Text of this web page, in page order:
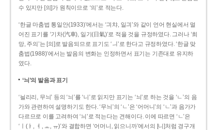
수 있지만 [의]가 원칙이므로 ‘의’로 적는다.
‘한글 마춤법 통일안(1933)’에서는 ‘긔챠, 일긔’와 같이 언어 현실에서 멀
어진 표기를 ‘기차(汽車), 일기(日氣)’로 적을 것을 규정하였다. 그러나 ‘희
망, 주의’는 [의]로 발음되므로 표기도 ‘ㅢ’로 한다고 규정하였다. ‘한글 맞
춤법(1988)’에서는 발음의 변화는 인정하면서 표기는 기존대로 유지하
였다.
‘늬’의 발음과 표기
‘늴리리, 무늬’ 등의 ‘늬’를 ‘니’로 읽지만 표기는 ‘늬’로 하는 것을 ‘ㄴ’의 음
가와 관련하여 설명하기도 한다. ‘무늬’의 ‘ㄴ’은 ‘어머니’의 ‘ㄴ’과 음가가
다르므로 이를 고려하여 ‘늬’로 적는다는 견해이다. 이에 따르면 ‘ㄴ’은
‘ㅣ(ㅑ, ㅕ, ㅛ, ㅠ)’와 결합하면 ‘어머니, 읽으니까’에서의 [니]처럼 경구개